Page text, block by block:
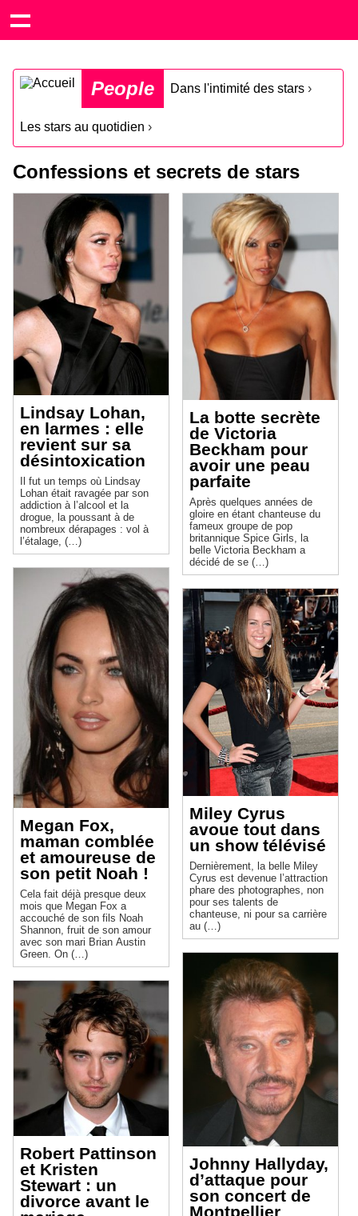
People Dans l'intimité des stars ›
Les stars au quotidien ›
Confessions et secrets de stars
Lindsay Lohan,
en larmes : elle
revient sur sa
désintoxication
Il fut un temps où Lindsay
Lohan était ravagée par son
addiction à l’alcool et la
drogue, la poussant à de
nombreux dérapages : vol à
l’étalage, (…)
Megan Fox,
maman comblée
et amoureuse de
son petit Noah !
Cela fait déjà presque deux
mois que Megan Fox a
accouché de son fils Noah
Shannon, fruit de son amour
avec son mari Brian Austin
Green. On (…)
Robert Pattinson
et Kristen
Stewart : un
divorce avant le
La botte secrète
de Victoria
Beckham pour
avoir une peau
parfaite
Après quelques années de
gloire en étant chanteuse du
fameux groupe de pop
britannique Spice Girls, la
belle Victoria Beckham a
décidé de se (…)
Miley Cyrus
avoue tout dans
un show télévisé
Dernièrement, la belle Miley
Cyrus est devenue l’attraction
phare des photographes, non
pour ses talents de
chanteuse, ni pour sa carrière
au (…)
Johnny Hallyday,
d’attaque pour
son concert de
Montpellier